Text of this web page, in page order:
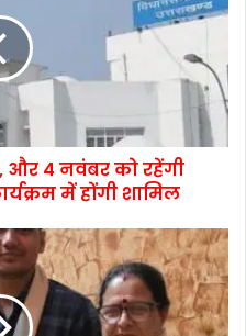
और 4 नवंबर को रहेंगी
में होंगी शामिल